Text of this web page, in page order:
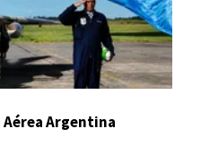
Aérea Argentina